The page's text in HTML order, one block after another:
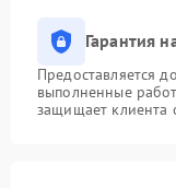
Гарантия
Предоставляется
выполненные
защищает клиента